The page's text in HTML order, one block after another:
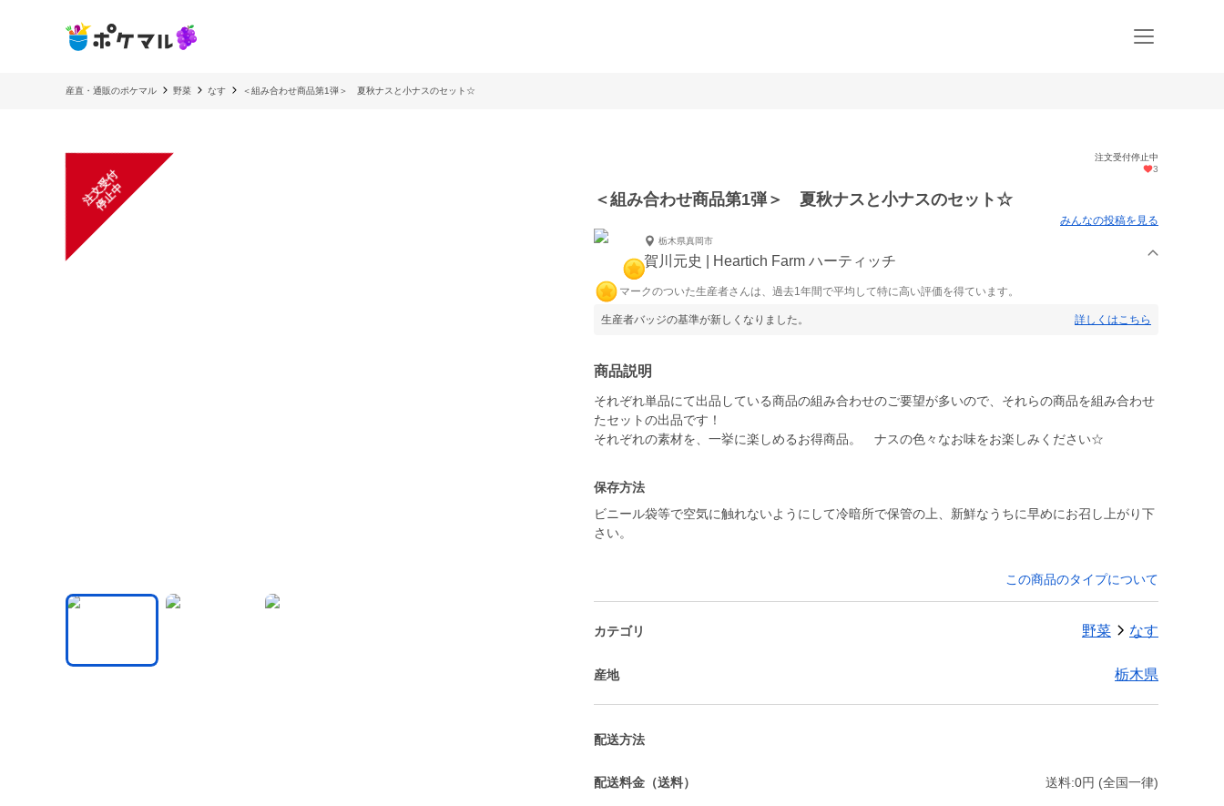
産直・通販のポケマル 野菜 なす ＜組み合わせ商品第1弾＞ 夏秋ナスと小ナスのセット☆
注
文
受
付
停
止
中
注文受付停止中
3
＜組み合わせ商品第1弾＞ 夏秋ナスと小ナスのセット☆
みんなの投稿を見る
栃木県真岡市
賀川元史 | Heartich Farm ハーティッチ
マークのついた生産者さんは、過去1年間で平均して特に高い評価を得ています。
生産者バッジの基準が新しくなりました。 詳しくはこちら
商品説明
それぞれ単品にて出品している商品の組み合わせのご要望が多いので、それらの商品を組み合わせ
たセットの出品です！
保存方法
ビニール袋等で空気に触れないようにして冷暗所で保管の上、新鮮なうちに早めにお召し上がり下
さい。
この商品のタイプについて
カテゴリ 野菜 なす
産地 栃木県
配送方法
配送料金（送料） 送料:0円 (全国一律)